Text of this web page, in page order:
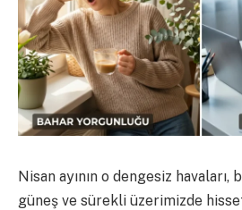
Nisan ayının o dengesiz havaları,
güneş ve sürekli üzerimizde